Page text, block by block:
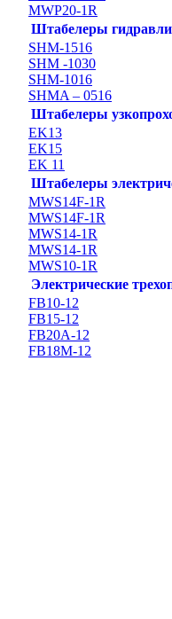
MWP20-1R
Штабелеры
SHM-1516
SHM -1030
SHM-1016
SHMA – 0516
Штабелеры
EK13
EK15
EK 11
Штабелеры
MWS14F-1R
MWS14F-1R
MWS14-1R
MWS14-1R
MWS10-1R
Электрические
FB10-12
FB15-12
FB20А-12
FB18M-12